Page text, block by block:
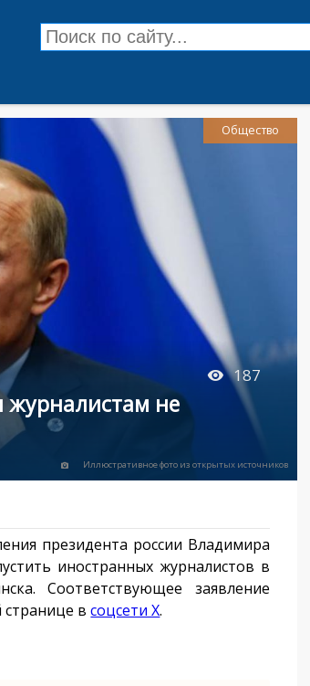
187
не
Иллюстративное фото из открытых источников
Общество
президента россии Владимира
иностранных журналистов в
Соответствующее заявление
странице всоцсети X.